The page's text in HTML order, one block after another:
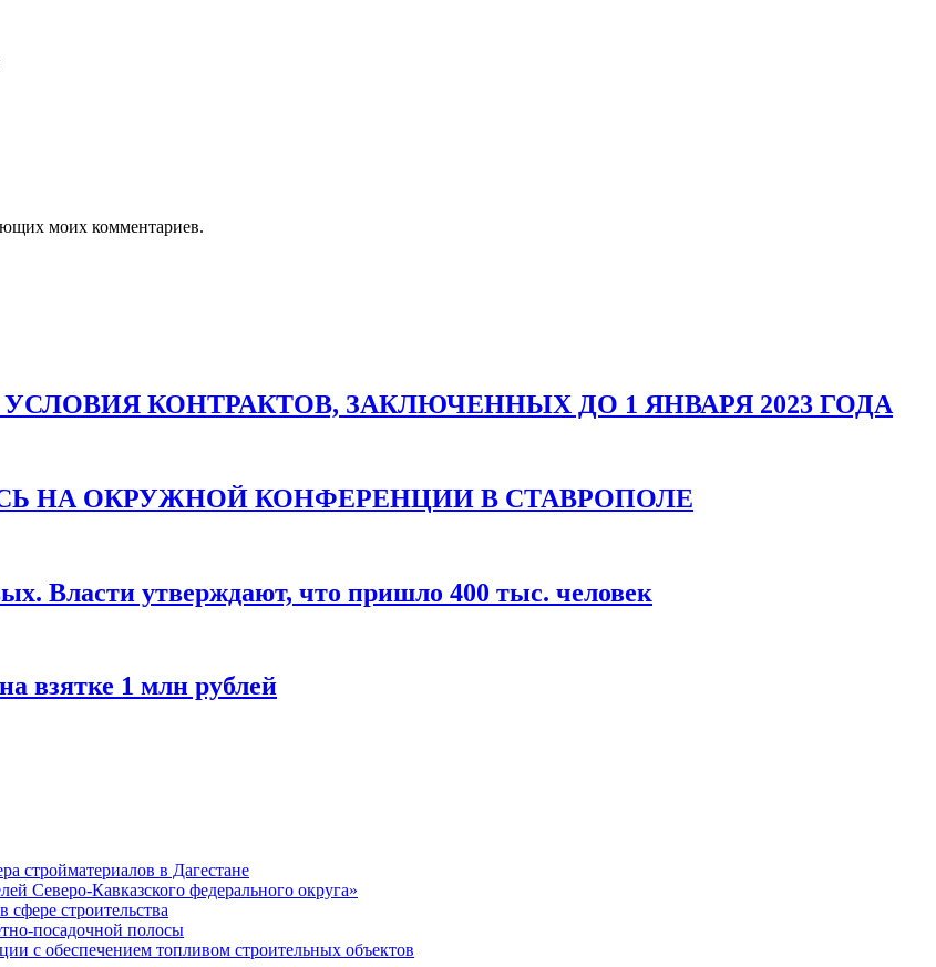
моих комментариев.
КОНТРАКТОВ, ЗАКЛЮЧЕННЫХ ДО 1 ЯНВАРЯ 2023 ГОДА
НА ОКРУЖНОЙ КОНФЕРЕНЦИИ В СТАВРОПОЛЕ
Власти утверждают, что пришло 400 тыс. человек
взятке 1 млн рублей
стройматериалов в Дагестане
Северо-Кавказского федерального округа»
строительства
посадочной полосы
обеспечением топливом строительных объектов